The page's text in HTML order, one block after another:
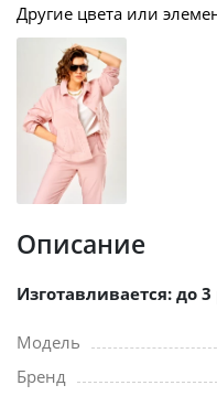
Другие цвета или
Описание
Изготавливается: до
Модель
Бренд